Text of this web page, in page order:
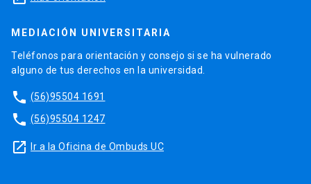
MEDIACIÓN UNIVERSITARIA
Teléfonos para orientación y consejo si se ha vulnerado
alguno de tus derechos en la universidad.
phone (56)95504 1691
phone (56)95504 1247
launch Ir a la Oficina de Ombuds UC